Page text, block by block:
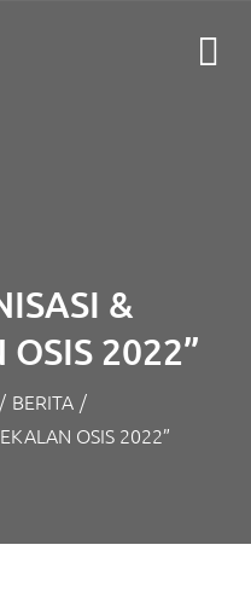
&
2022”
/ BERITA /
OSIS 2022”